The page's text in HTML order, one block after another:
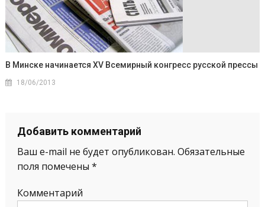
В Минске начинается XV Всемирный конгресс русской прессы
18/06/2013
Добавить комментарий
Ваш e-mail не будет опубликован. Обязательные
поля помечены *
Комментарий